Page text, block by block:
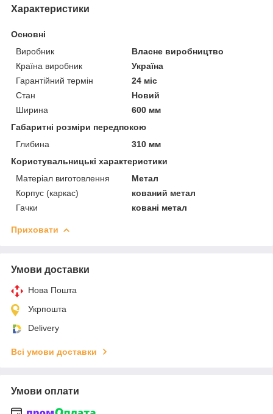
Характеристики
Основні
Виробник
Власне виробництво
Країна виробник
Україна
Гарантійний термін
24 міс
Стан
Новий
Ширина
600 мм
Габаритні розміри передпокою
Глибина
310 мм
Користувальницькі характеристики
Матеріал виготовлення
Метал
Корпус (каркас)
кований метал
Гачки
ковані метал
Приховати
Умови доставки
Нова Пошта
Укрпошта
Delivery
Всі умови доставки
Умови оплати